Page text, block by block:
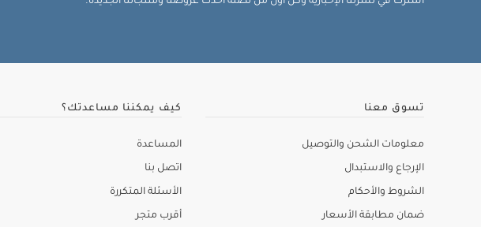
تسوق معنا
معلومات الشحن والتوصيل
الإرجاع والاستبدال
الشروط والأحكام
ضمان مطابقة الأسعار
كيف يمكننا مساعدتك؟
المساعدة
اتصل بنا
الأسئلة المتكررة
أقرب متجر